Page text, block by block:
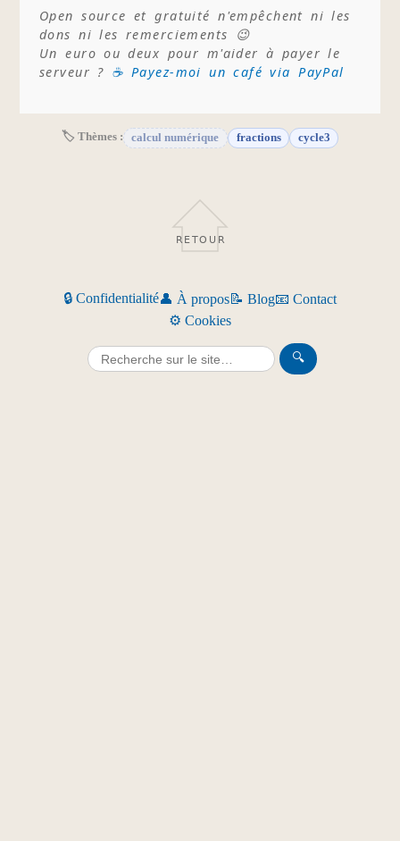
Open source et gratuité n'empêchent ni les
dons ni les remerciements 😉
Un euro ou deux pour m'aider à payer le
serveur ? ☕ Payez-moi un café via PayPal
🏷 Thèmes : calcul numérique fractions cycle3
RETOUR
🔒 Confidentialité👤 À propos📝 Blog📧 Contact
⚙️ Cookies
🔍